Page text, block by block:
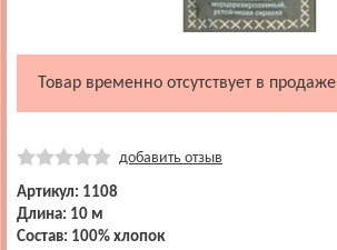
Товар временно отсутствует в продаже
добавить отзыв
Артикул: 1108
Длина: 10 м
Состав: 100% хлопок